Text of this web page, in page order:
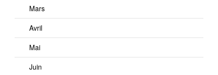
Mars
Avril
Mai
Juin